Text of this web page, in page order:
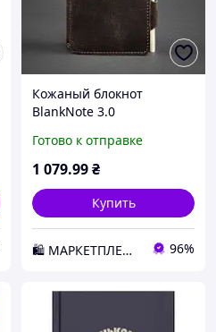
Кожаный блокнот
BlankNote 3.0
o) D1-2026
Готово к отправке
1 079.99₴
Купить
🛍️ МАРКЕТПЛЕЙС DMD 96%